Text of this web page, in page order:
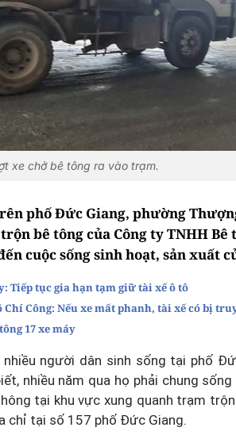
xe chở bê tông ra vào trạm.
phố Đức Giang, phường
bê tông của Công ty TNHH
cuộc sống sinh hoạt, sản xuất
Tiếp tục gia hạn tạm giữ tài xế ô tô
Chí Công: Nếu xe mất phanh, tài xế có bị
17 xe máy
nhiều người dân sinh sống tại phố
nhiều năm qua họ phải chung
tại khu vực xung quanh trạm
chỉ tại số 157 phố Đức Giang.